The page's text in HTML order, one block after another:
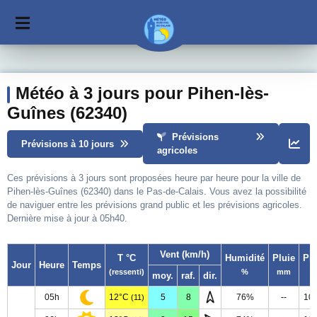
Météo à 3 jours pour Pihen-lès-
Guînes (62340)
Prévisions à 10 jours
Prévisions
agricoles
Ces prévisions à 3 jours sont proposées heure par heure pour la ville de
Pihen-lès-Guînes (62340) dans le Pas-de-Calais. Vous avez la possibilité
de naviguer entre les prévisions grand public et les prévisions agricoles.
Dernière mise à jour à 05h40.
Jour Heure Temps
T °C
(ressenti)
Vent (km/h) Humidité
%
Pluie
mm
moy. raf. dir.
05h 12°C (11) 5 8 76% --